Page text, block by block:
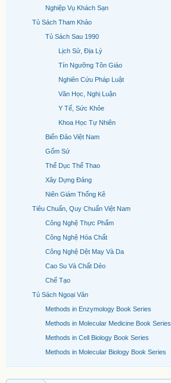
Nghiệp Vụ Khách Sạn
Tủ Sách Tham Khảo
Tủ Sách Sau 1990
Lịch Sử, Địa Lý
Tín Ngưỡng Tôn Giáo
Nghiên Cứu Pháp Luật
Văn Học, Nghị Luận
Y Tế, Sức Khỏe
Khoa Học Tự Nhiên
Biển Đảo Việt Nam
Gốm Sứ
Thể Dục Thể Thao
Xây Dựng Đảng
Niên Giám Thống Kê
Tiêu Chuẩn, Quy Chuẩn Việt Nam
Công Nghệ Thực Phẩm
Công Nghệ Hóa Chất
Công Nghệ Dệt May Và Da
Cao Su Và Chất Dẻo
Chế Tạo
Tủ Sách Ngoại Văn
Methods in Enzymology Book Series
Methods in Molecular Medicine Book Series
Methods in Cell Biology Book Series
Methods in Molecular Biology Book Series